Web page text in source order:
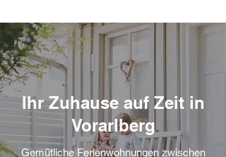
Ihr Zuhause auf Zeit in
Vorarlberg
Gemütliche Ferienwohnungen zwischen